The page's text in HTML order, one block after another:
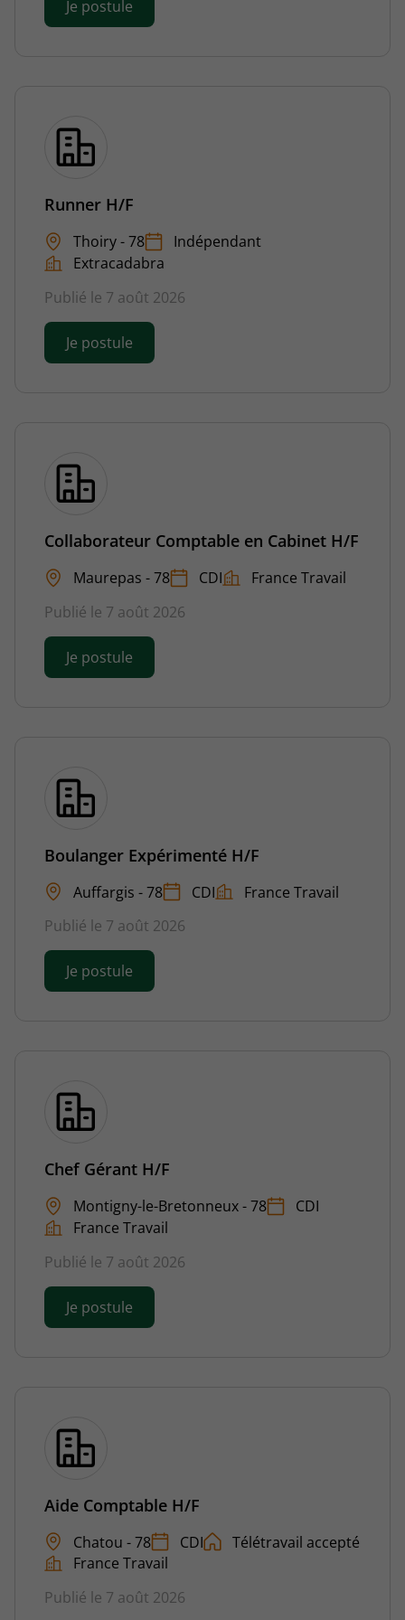
Je postule
Runner H/F
Thoiry - 78
Indépendant
Extracadabra
Publié le 7 août 2026
Je postule
Collaborateur Comptable en Cabinet H/F
Maurepas - 78 CDI
France Travail
Publié le 7 août 2026
Je postule
Boulanger Expérimenté H/F
Auffargis - 78 CDI
France Travail
Publié le 7 août 2026
Je postule
Chef Gérant H/F
Montigny-le-Bretonneux - 78
CDI
France Travail
Publié le 7 août 2026
Je postule
Aide Comptable H/F
Chatou - 78 CDI
Télétravail accepté
France Travail
Publié le 7 août 2026